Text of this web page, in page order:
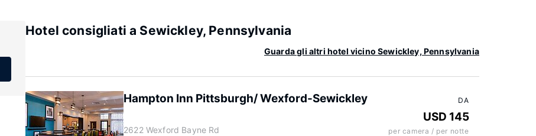
Hotel consigliati a Sewickley, Pennsylvania
Guarda gli altri hotel vicino Sewickley, Pennsylvania
Hampton Inn Pittsburgh/ Wexford-Sewickley
2622 Wexford Bayne Rd
DA
USD 145
per camera / per notte